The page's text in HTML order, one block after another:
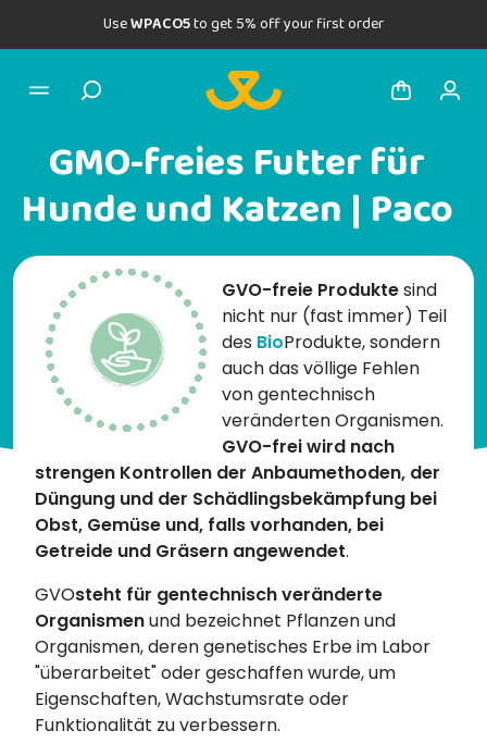
UseWPACO5to get 5% off your first order
GMO-freies Futter für
Hunde und Katzen | Paco
GVO-freie Produktesind
nicht nur (fast immer) Teil
des BioProdukte, sondern
auch das völlige Fehlen
von gentechnisch
veränderten Organismen.
GVO-frei wird nach
strengen Kontrollen der Anbaumethoden, der
Düngung und der Schädlingsbekämpfung bei
Obst, Gemüse und, falls vorhanden, bei
Getreide und Gräsern angewendet.
GVOsteht für gentechnisch veränderte
Organismenund bezeichnet Pflanzen und
Organismen, deren genetisches Erbe im Labor
"überarbeitet" oder geschaffen wurde, um
Eigenschaften, Wachstumsrate oder
Funktionalität zu verbessern.